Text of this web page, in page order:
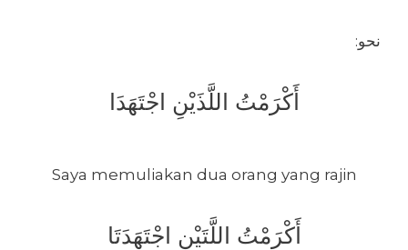
:نحو
أَكْرَمْتُ اللَّذَيْنِ اجْتَهَدَا
Saya memuliakan dua orang yang rajin
أَكْرَمْتُ اللَّتَيْنِ اجْتَهَدَتَا